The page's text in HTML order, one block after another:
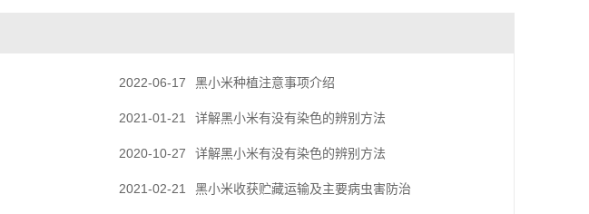
2022-06-17 黑小米种植注意事项介绍
2021-01-21 详解黑小米有没有染色的辨别方法
2020-10-27 详解黑小米有没有染色的辨别方法
2021-02-21 黑小米收获贮藏运输及主要病虫害防治